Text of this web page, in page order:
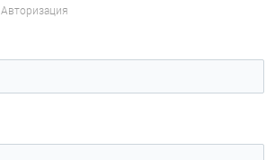
Авторизация